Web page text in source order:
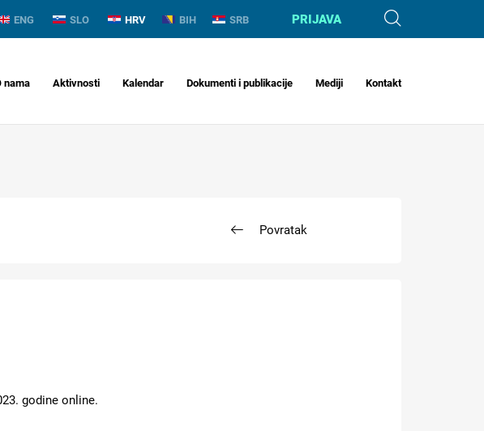
ENG SLO HRV BIH SRB PRIJAVA
nama Aktivnosti Kalendar Dokumenti i publikacije Mediji Kontakt
Povratak
godine online.